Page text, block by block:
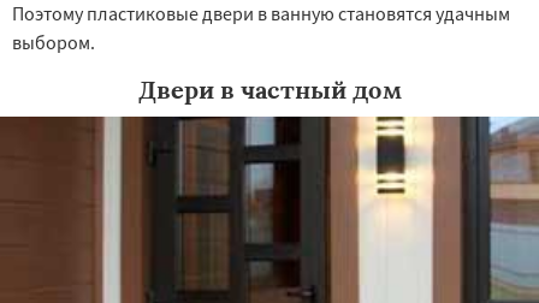
Поэтому пластиковые двери в ванную становятся удачным
выбором.
Двери в частный дом
УЗНАТЬ ПОДРОБНЕЕ